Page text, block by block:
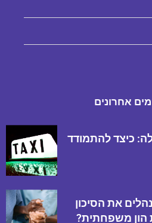
אחרונים
כיצד להתמודד
את הסיכון
הון משפחתית?